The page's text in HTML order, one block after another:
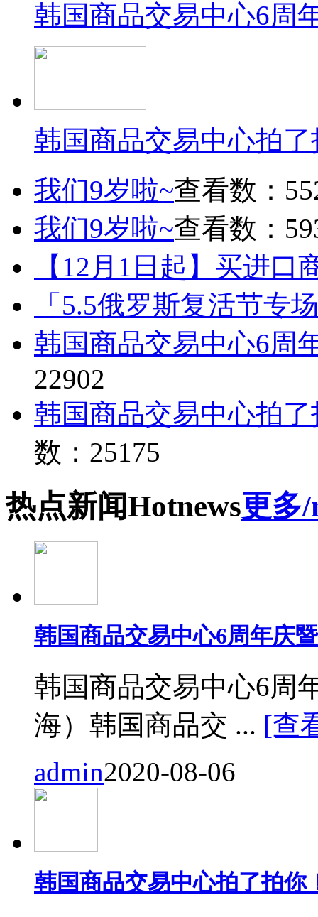
韩国商品交易中心6周
韩国商品交易中心拍
我们9岁啦~查看数：
我们9岁啦~查看数：
【12月1日起】买进口
「5.5俄罗斯复活节专
韩国商品交易中心6周
22902
韩国商品交易中心拍
数：25175
热点新闻Hotnews更多
韩国商品交易中心6周年庆
韩国商品交易中心6周
海）韩国商品交 ... [查
admin2020-08-06
韩国商品交易中心拍了拍你